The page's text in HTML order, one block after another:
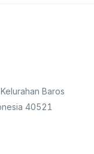
Baros
40521